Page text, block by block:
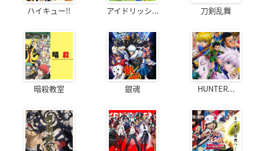
ハイキュー!! アイドリッシ... 刀剣乱舞
暗殺教室 銀魂 HUNTER...